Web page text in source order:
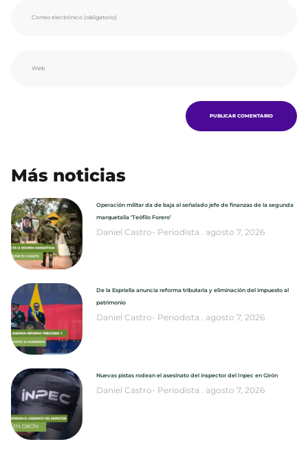
Más noticias
Operación militar da de baja al señalado jefe de finanzas de la segunda
marquetalia ‘Teófilo Forero’
Daniel Castro- Periodista agosto 7, 2026
De la Espriella anuncia reforma tributaria y eliminación del impuesto al
patrimonio
Daniel Castro- Periodista agosto 7, 2026
Nuevas pistas rodean el asesinato del inspector del Inpec en Girón
Daniel Castro- Periodista agosto 7, 2026